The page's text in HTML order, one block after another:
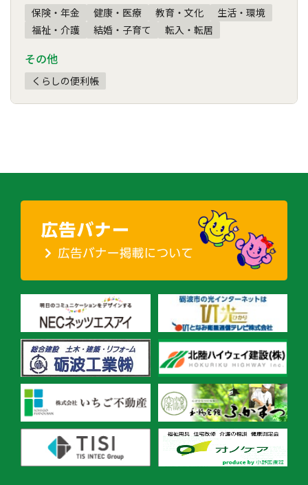
保険・年金 健康・医療 教育・文化
生活・環境
福祉・介護
結婚・子育て 転入・転居
その他
くらしの便利帳